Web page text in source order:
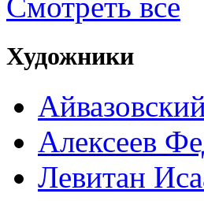
Художники
Алексеев
Левитан